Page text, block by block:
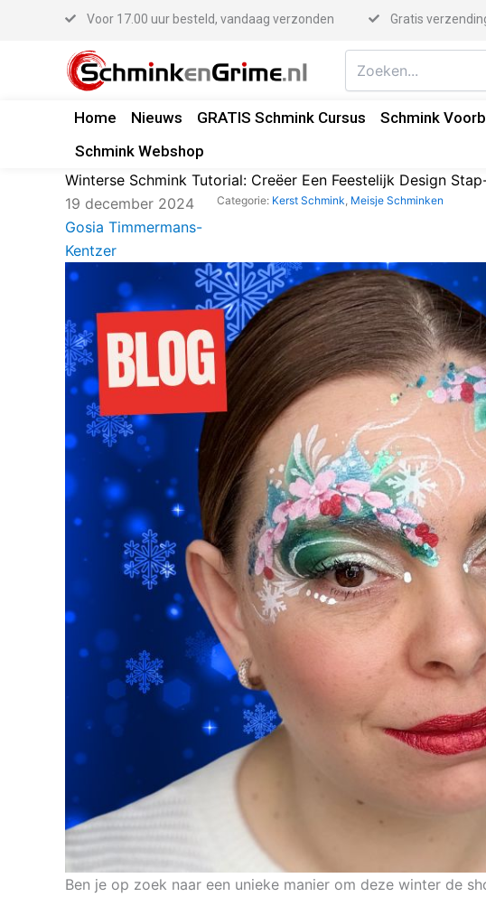
Voor 17.00 uur besteld, vandaag verzonden Gratis
Home Nieuws GRATIS Schmink Cursus Schmink
Schmink Webshop
Winterse Schmink Tutorial: Creëer Een Feestelijk Design
19 december 2024
Gosia Timmermans-
Kentzer
Categorie: Kerst Schmink Meisje Schminken
Ben je op zoek naar een unieke manier om deze winter de